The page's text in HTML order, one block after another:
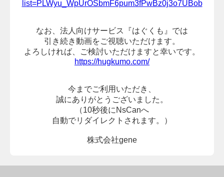
list=PLWyu_WpUrOSbmF6pum3fPwBz0j3o7UBob
なお、法人向けサービス『はぐくも』では
引き続き動画をご視聴いただけます。
よろしければ、
ご検討いただけますと幸いです。
https://hugkumo.com/
今までご利用いただき、
誠にありがとうございました。
（10秒後にNsCanへ
自動でリダイレクトされます。）
株式会社gene